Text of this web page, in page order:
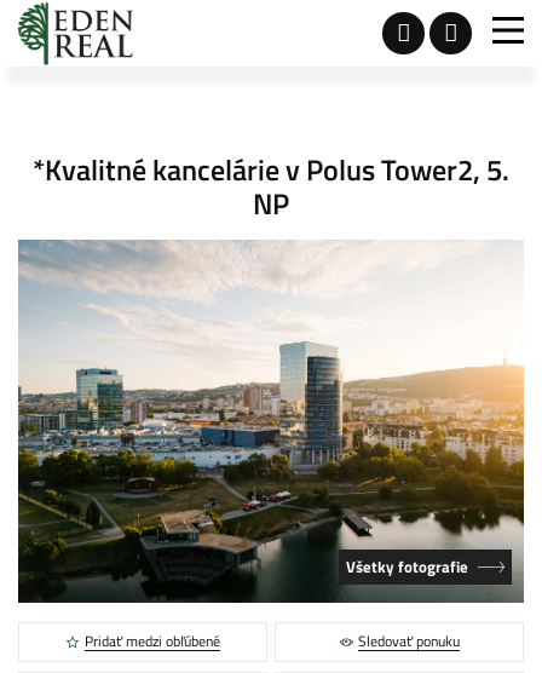
*Kvalitné kancelárie v Polus Tower2, 5.
NP
Všetky fotografie
Pridať medzi obľúbené Sledovať ponuku